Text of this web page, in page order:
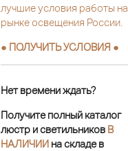
лучшие условия работы на
рынке освещения России.
● ПОЛУЧИТЬ УСЛОВИЯ ●
Нет времени ждать?
Получите полный каталог
люстр и светильников В
НАЛИЧИИ на складе в